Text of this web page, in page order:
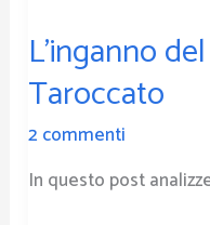
L’inganno
Taroccato
2 commenti
In questo post
contachilometri
Taroccato